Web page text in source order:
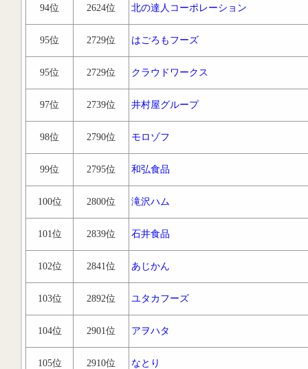
94位 2624位 北の達人コーポレーション
95位 2729位 はごろもフーズ
95位 2729位 クラウドワークス
97位 2739位 井村屋グループ
98位 2790位 モロゾフ
99位 2795位 和弘食品
100位 2800位 滝沢ハム
101位 2839位 石井食品
102位 2841位 あじかん
103位 2892位 ユタカフーズ
104位 2901位 アヲハタ
105位 2910位 なとり